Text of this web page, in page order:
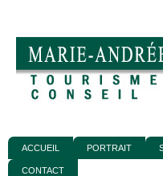
ACCUEIL PORTRAIT
CONTACT